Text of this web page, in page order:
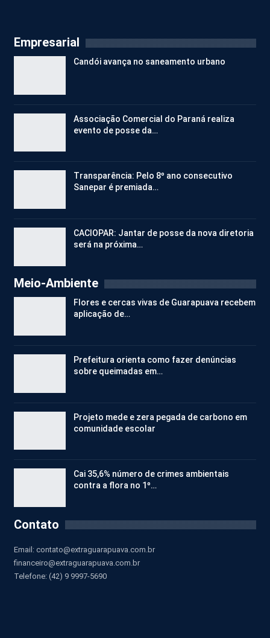
Empresarial
Candói avança no saneamento urbano
Associação Comercial do Paraná realiza
evento de posse da…
Transparência: Pelo 8º ano consecutivo
Sanepar é premiada…
CACIOPAR: Jantar de posse da nova diretoria
será na próxima…
Meio-Ambiente
Flores e cercas vivas de Guarapuava recebem
aplicação de…
Prefeitura orienta como fazer denúncias
sobre queimadas em…
Projeto mede e zera pegada de carbono em
comunidade escolar
Cai 35,6% número de crimes ambientais
contra a flora no 1º…
Contato
Email: contato@extraguarapuava.com.br
financeiro@extraguarapuava.com.br
Telefone: (42) 9 9997-5690